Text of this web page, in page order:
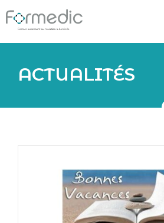
ACTUALITÉS